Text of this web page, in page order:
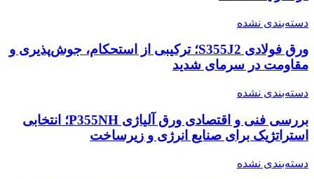
دسته‌بندی نشده
ورق فولادی S355J2؛ ترکیبی از استحکام، جوش‌پذیری و
مقاومت در سرمای شدید
دسته‌بندی نشده
بررسی فنی و اقتصادی ورق آلیاژی P355NH؛ انتخابی
استراتژیک برای صنایع انرژی و زیرساخت
دسته‌بندی نشده